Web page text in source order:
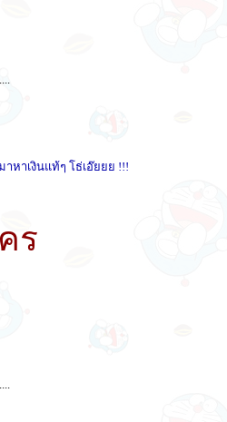
หาเงินแท้ๆ โธ่เอ๊ยยย !!!
ร